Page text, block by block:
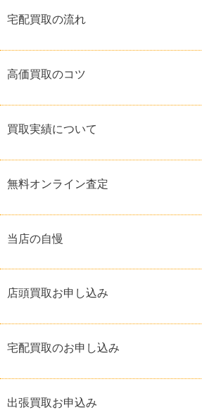
宅配買取の流れ
高価買取のコツ
買取実績について
無料オンライン査定
当店の自慢
店頭買取お申し込み
宅配買取のお申し込み
出張買取お申込み